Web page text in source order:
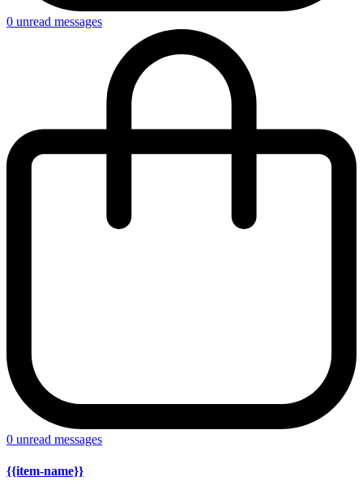
0 unread messages
0 unread messages
{{item-name}}